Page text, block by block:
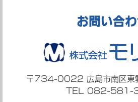
お問い合
〒734-0022 広島市南区
TEL 082-581-